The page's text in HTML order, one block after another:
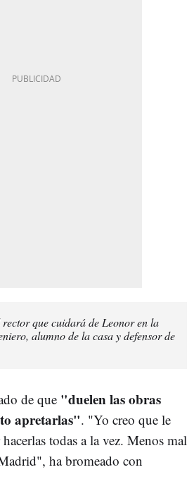
que cuidará de Leonor en la
alumno de la casa y defensor de
de que "duelen las obras
apretarlas". "Yo creo que le
todas a la vez. Menos mal
ha bromeado con